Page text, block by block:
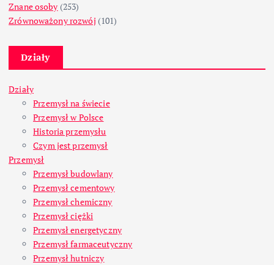
Znane osoby (253)
Zrównoważony rozwój (101)
Działy
Działy
Przemysł na świecie
Przemysł w Polsce
Historia przemysłu
Czym jest przemysł
Przemysł
Przemysł budowlany
Przemysł cementowy
Przemysł chemiczny
Przemysł ciężki
Przemysł energetyczny
Przemysł farmaceutyczny
Przemysł hutniczy